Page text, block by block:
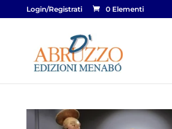
Login/Registrati 0 Elementi